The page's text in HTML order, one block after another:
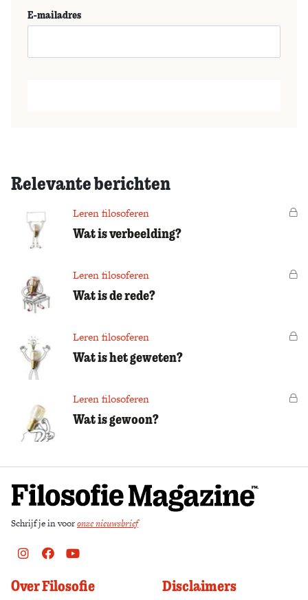
E-mailadres
Relevante berichten
Leren filosoferen
Wat is verbeelding?
Leren filosoferen
Wat is de rede?
Leren filosoferen
Wat is het geweten?
Leren filosoferen
Wat is gewoon?
Schrijf je in vooronze nieuwsbrief
Instagram
FacebookYoutube
Over Filosofie Disclaimers